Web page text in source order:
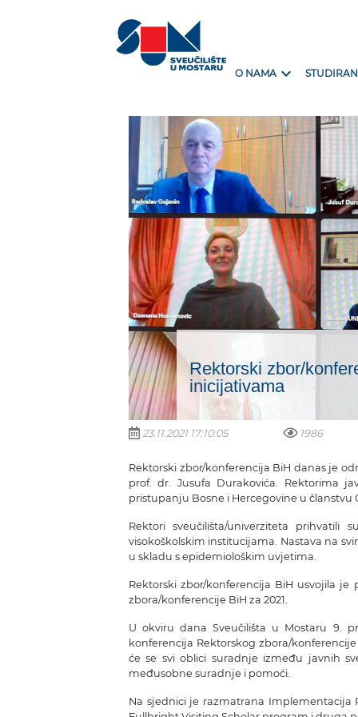
O NAMAexpand_more
Rektorski zbor/
inicijativama
23.11.2021 17:10:05 1986
Rektorski zbor/konferencija BiH danas je
prof. dr. Jusufa Durakovića. Rektorima
pristupanju Bosne i Hercegovine u članstvu
Rektori sveučilišta/univerziteta
visokoškolskim institucijama. Nastava na
u skladu s epidemiološkim uvjetima.
Rektorski zbor/konferencija BiH usvojila
zbora/konferencije BiH za 2021.
U okviru dana Sveučilišta u Mostaru 9.
konferencija Rektorskog zbora/
će se svi oblici suradnje između javnih
međusobne suradnje i pomoći.
Na sjednici je razmatrana Implementacija